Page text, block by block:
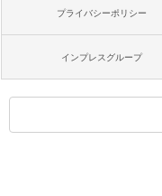
プライバシーポリシー
インプレスグループ